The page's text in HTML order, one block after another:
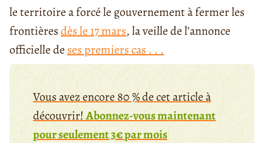
le territoire a forcé le gouvernement à fermer les
frontièresdès le 17 mars, la veille de l’annonce
officielle de ses premiers cas . . .
Vous avez encore 80 % de cet article à
découvrir!Abonnez-vous maintenant
pour seulement 3€ par mois